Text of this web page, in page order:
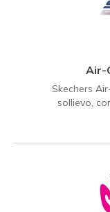
Air-
Skechers
sollievo,